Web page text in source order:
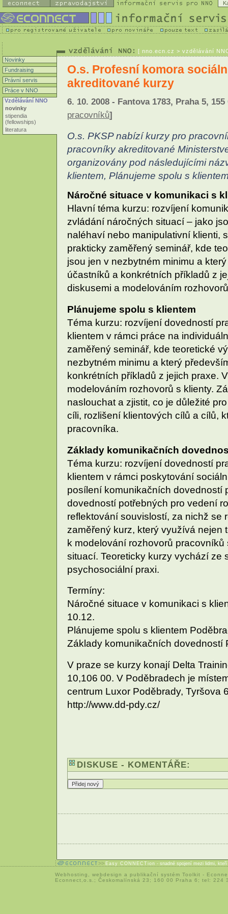
[ nno.ecn.cz > vzdělávání
Novinky
Fundraising
Právní servis
Práce v NNO
Vzdělávání NNO
novinky
stipendia
(fellowships)
literatura
O.s. Profesní komora
akreditované kurzy
6. 10. 2008 - Fantova 1783, Praha 5, 155
pracovníků]
O.s. PKSP nabízí kurzy pro
pracovníky akreditované
organizovány pod následujícími
klientem, Plánujeme spolu s
Náročné situace v komunikaci s
Hlavní téma kurzu: rozvíjení
zvládání náročných situací – jako
naléhaví nebo manipulativní klienti,
prakticky zaměřený seminář, kde
jsou jen v nezbytném minimu a
účastníků a konkrétních příkladů z
diskusemi a modelováním
Plánujeme spolu s klientem
Téma kurzu: rozvíjení dovedností
klientem v rámci práce na
zaměřený seminář, kde teoretické
nezbytném minimu a který
konkrétních příkladů z jejich praxe.
modelováním rozhovorů s klienty.
naslouchat a zjistit, co je důležité
cíli, rozlišení klientových cílů a cílů,
pracovníka.
Základy komunikačních
Téma kurzu: rozvíjení dovedností
klientem v rámci poskytování
posílení komunikačních dovedností
dovedností potřebných pro vedení
reflektování souvislostí, za nichž se
zaměřený kurz, který využívá nejen
k modelování rozhovorů
situací. Teoreticky kurzy vychází ze
psychosociální praxi.
Termíny:
Náročné situace v komunikaci s
10.12.
Plánujeme spolu s klientem
Základy komunikačních dovedností
V praze se kurzy konají Delta
10,106 00. V Poděbradech je
centrum Luxor Poděbrady, Tyršova
http://www.dd-pdy.cz/
DISKUSE - KOMENTÁŘE:
Easy CONNECTion - snadné spojení mezi lidmi,
Webhosting webdesign a publikační systém Toolkit -
Econnect,o.s.; Českomalínská 23; 160 00 Praha 6; tel: 224